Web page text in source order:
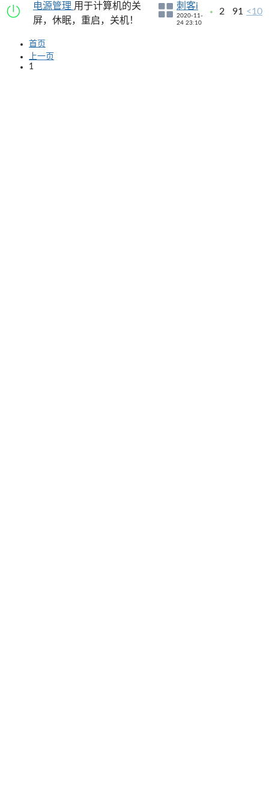
电源管理 用于计算机的关
屏，休眠，重启，关机！
刺客i
2020-11-
24 23:10
2 91 <10
首页
上一页
1